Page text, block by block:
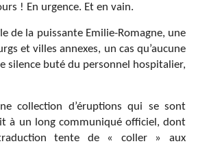
! En urgence. Et en vain.
de la puissante Emilie-Romagne, une
et villes annexes, un cas qu’aucune
silence buté du personnel hospitalier,
collection d’éruptions qui se sont
à un long communiqué officiel, dont
tente de « coller » aux